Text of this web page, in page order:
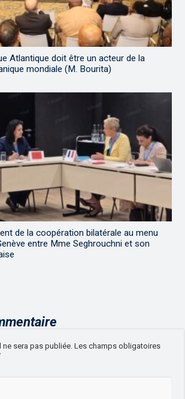
Atlantique doit être un acteur de la
mondiale (M. Bourita)
de la coopération bilatérale au menu
entre Mme Seghrouchni et son
sera pas publiée. Les champs obligatoires